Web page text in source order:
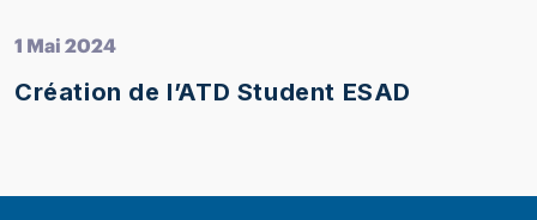
1 Mai 2024
Création de l’ATD Student ESAD